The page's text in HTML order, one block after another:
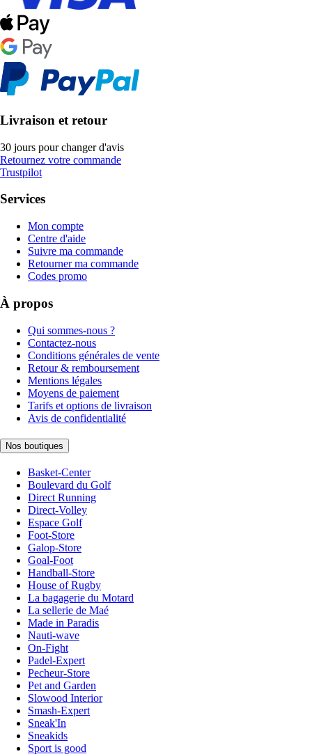
Livraison et retour
30 jours pour changer d'avis
Retournez votre commande
Trustpilot
Services
Mon compte
Centre d'aide
Suivre ma commande
Retourner ma commande
Codes promo
À propos
Qui sommes-nous ?
Contactez-nous
Conditions générales de vente
Retour & remboursement
Mentions légales
Moyens de paiement
Tarifs et options de livraison
Avis de confidentialité
Nos boutiques
Basket-Center
Boulevard du Golf
Direct Running
Direct-Volley
Espace Golf
Foot-Store
Galop-Store
Goal-Foot
Handball-Store
House of Rugby
La bagagerie du Motard
La sellerie de Maé
Made in Paradis
Nauti-wave
On-Fight
Padel-Expert
Pecheur-Store
Pet and Garden
Slowood Interior
Smash-Expert
Sneak'In
Sneakids
Sport is good